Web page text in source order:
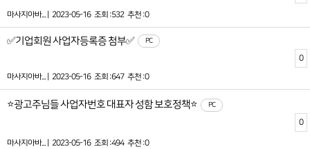
마사지아바... | 2023-05-16 조회 :532 추천 :0
✅기업회원 사업자등록증 첨부✅ PC
마사지아바... | 2023-05-16 조회 :647 추천 :0
0
⭐광고주님들 사업자번호 대표자 성함 보호정책⭐ PC
마사지아바... | 2023-05-16 조회 :494 추천 :0
0